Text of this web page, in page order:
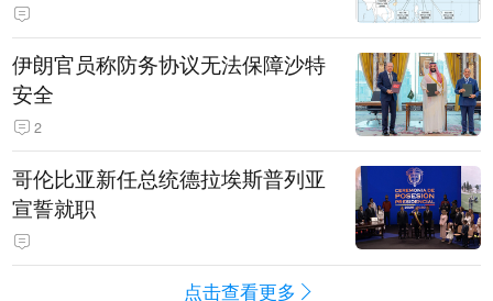
伊朗官员称防务协议无法保障沙特
安全
2
哥伦比亚新任总统德拉埃斯普列亚
宣誓就职
点击查看更多